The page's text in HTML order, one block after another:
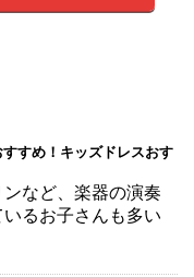
すめ！キッズドレスおす
など、楽器の演奏
るお子さんも多い